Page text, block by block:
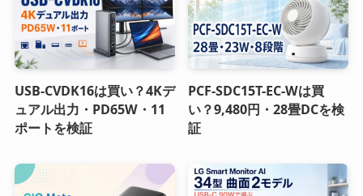
USB-CVDK16は買い？4Kデ
ュアル出力・PD65W・11
ポートを検証
PCF-SDC15T-EC-Wは買
い？9,480円・28畳DCを検
証